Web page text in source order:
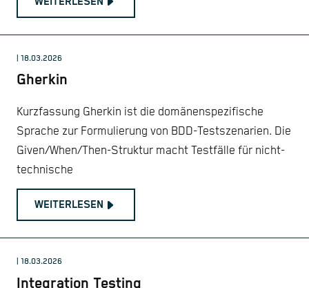
| 18.03.2026
Gherkin
Kurzfassung Gherkin ist die domänenspezifische
Sprache zur Formulierung von BDD-Testszenarien. Die
Given/When/Then-Struktur macht Testfälle für nicht-
technische
WEITERLESEN
| 18.03.2026
Integration Testing